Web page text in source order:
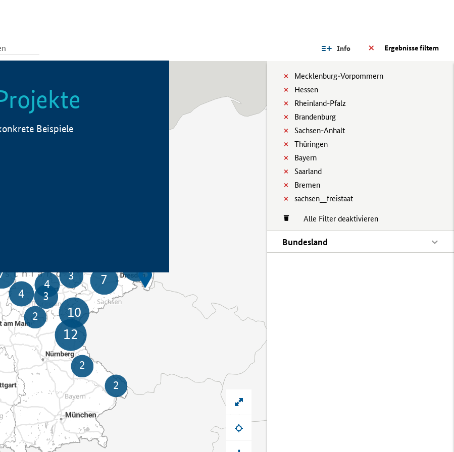
Ergebnisse filtern
Info
Mecklenburg-Vorpommern
Hessen
Rheinland-Pfalz
Brandenburg
Sachsen-Anhalt
Thüringen
Bayern
Saarland
Bremen
sachsen__freistaat
Alle Filter deaktivieren
Bundesland
Beispiele